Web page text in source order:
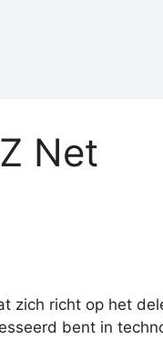
Net
zich richt op het
bent in